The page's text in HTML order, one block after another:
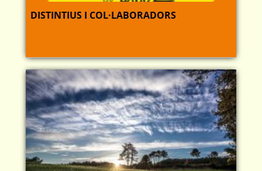
DISTINTIUS I COL·LABORADORS